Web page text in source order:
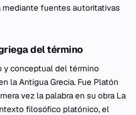
mediante fuentes autoritativas
del término
y conceptual del término
la Antigua Grecia. Fue Platón
vez la palabra en su obra La
filosófico platónico, el